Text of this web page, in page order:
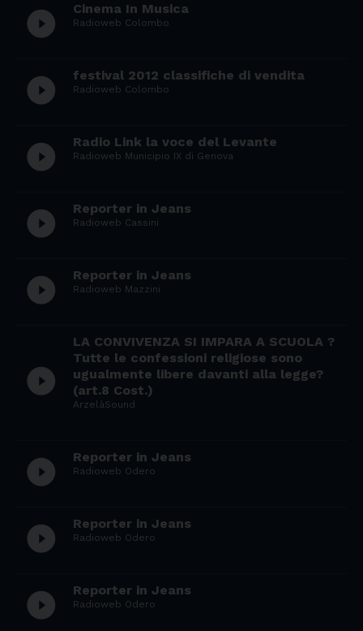
play_circle_filled Cinema In Musica
Radioweb Colombo
play_circle_filled festival 2012 classifiche di vendita
Radioweb Colombo
play_circle_filled Radio Link la voce del Levante
Radioweb Municipio IX di Genova
play_circle_filled Reporter in Jeans
Radioweb Cassini
play_circle_filled Reporter in Jeans
Radioweb Mazzini
play_circle_filled
LA CONVIVENZA SI IMPARA A SCUOLA ?
Tutte le confessioni religiose sono
ugualmente libere davanti alla legge?
(art.8 Cost.)
ArzelàSound
play_circle_filled Reporter in Jeans
Radioweb Odero
play_circle_filled Reporter in Jeans
Radioweb Odero
play_circle_filled Reporter in Jeans
Radioweb Odero